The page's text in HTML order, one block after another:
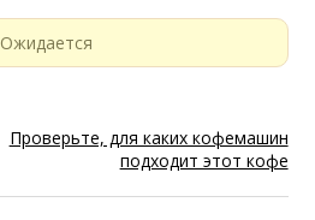
Ожидается
Проверьте, для каких кофемашин
подходит этот кофе